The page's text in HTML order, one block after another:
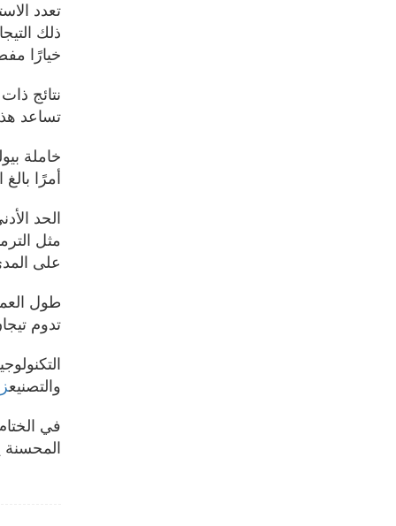
تعدد
ذلك
خيارًا
نتائج
تساعد
خاملة
أمرًا
الحد
مثل
على
طول
تدوم
والتصنيع
في
المحسنة